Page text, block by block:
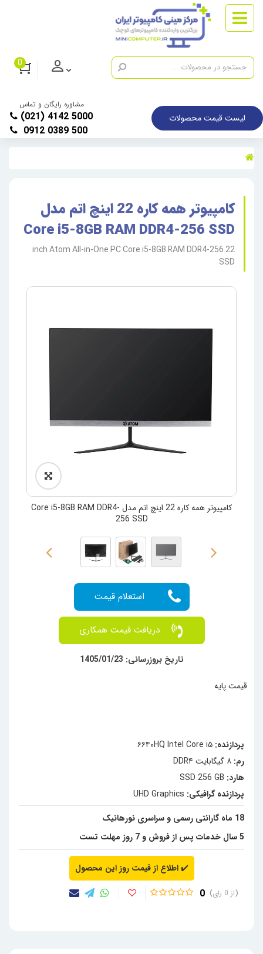
0
لیست قیمت محصولات
مشاوره رایگان و تماس
(021) 4142 5000
0912 0389 500
کامپیوتر همه کاره 22 اینچ اتم مدل
Core i5-8GB RAM DDR4-256 SSD
22 inch Atom All-in-One PC Core i5-8GB RAM DDR4-256
SSD
کامپیوتر همه کاره 22 اینچ اتم مدل Core i5-8GB RAM DDR4-
256 SSD
پردازنده:
رم: ۸ گیگابایت DDR۴
هارد:
پردازنده گرافیکی:
18 ماه گارانتی رسمی و سراسری نورهانیک
5 سال خدمات پس از فروش و 7 روز مهلت تست
✔️اطلاع از قیمت روز این محصول
0 0
قیمت پایه
تاریخ بروزرسانی: 1405/01/23
دریافت قیمت همکاری